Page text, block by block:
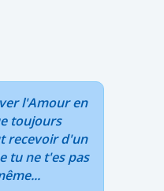
l'Amour en
toujours
recevoir d'un
tu ne t'es pas